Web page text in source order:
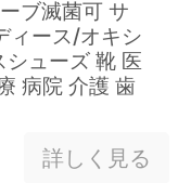
ブ滅菌可 サ
ィース/オキシ
ューズ 靴 医
病院 介護 歯
詳しく見る